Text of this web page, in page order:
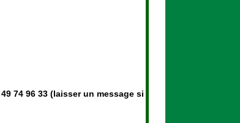
74 96 33 (laisser un message si